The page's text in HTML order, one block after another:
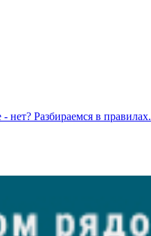
нет? Разбираемся в правилах.